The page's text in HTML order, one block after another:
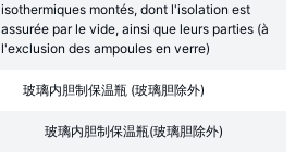
isothermiques montés, dont l'isolation est
assurée par le vide, ainsi que leurs parties (à
l'exclusion des ampoules en verre)
玻璃内胆制保温瓶 (玻璃胆除外)
玻璃内胆制保温瓶(玻璃胆除外)